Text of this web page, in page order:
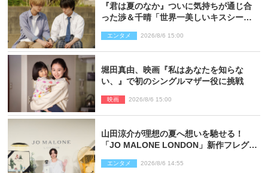
『君は夏のなか』ついに気持ちが通じ合
った渉＆千晴「世界一美しいキスシー
エンタメ 2026/8/6 15:00
堀田真由、映画『私はあなたを知らな
い、』で初のシングルマザー役に挑戦
映画 2026/8/6 15:00
山田涼介が理想の夏へ想いを馳せる！
「JO MALONE LONDON」新作フレグラ
エンタメ 2026/8/6 14:55